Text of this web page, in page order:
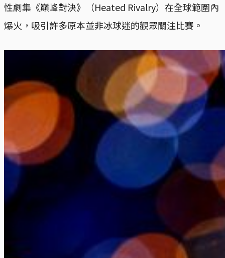
性劇集《巔峰對決》（Heated Rivalry）在全球範圍內
爆火，吸引許多原本並非冰球迷的觀眾關注比賽。